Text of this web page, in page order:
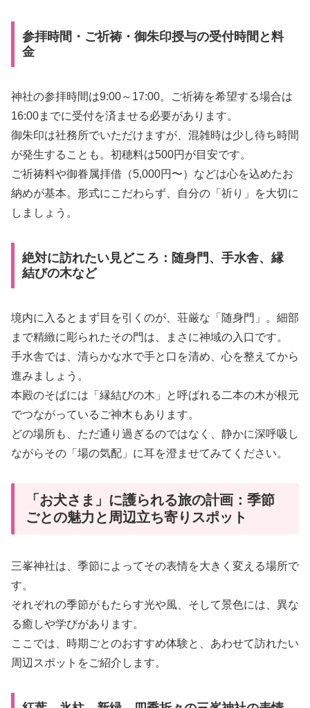
参拝時間・ご祈祷・御朱印授与の受付時間と料
金
神社の参拝時間は9:00～17:00。ご祈祷を希望する場合は
16:00までに受付を済ませる必要があります。
御朱印は社務所でいただけますが、混雑時は少し待ち時間
が発生することも。初穂料は500円が目安です。
ご祈祷料や御眷属拝借（5,000円〜）などは心を込めたお
納めが基本。形式にこだわらず、自分の「祈り」を大切に
しましょう。
絶対に訪れたい見どころ：随身門、手水舎、縁
結びの木など
境内に入るとまず目を引くのが、荘厳な「随身門」。細部
まで精緻に彫られたその門は、まさに神域の入口です。
手水舎では、清らかな水で手と口を清め、心を整えてから
進みましょう。
本殿のそばには「縁結びの木」と呼ばれる二本の木が根元
でつながっているご神木もあります。
どの場所も、ただ通り過ぎるのではなく、静かに深呼吸し
ながらその「場の気配」に耳を澄ませてみてください。
「お犬さま」に護られる旅の計画：季節
ごとの魅力と周辺立ち寄りスポット
三峯神社は、季節によってその表情を大きく変える場所で
す。
それぞれの季節がもたらす光や風、そして景色には、異な
る癒しや学びがあります。
ここでは、時期ごとのおすすめ体験と、あわせて訪れたい
周辺スポットをご紹介します。